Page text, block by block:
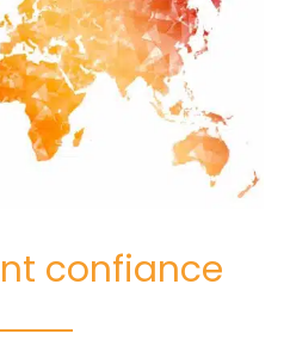
confiance